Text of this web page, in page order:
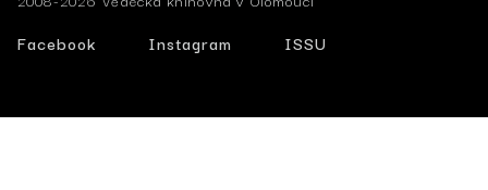
Facebook Instagram ISSU